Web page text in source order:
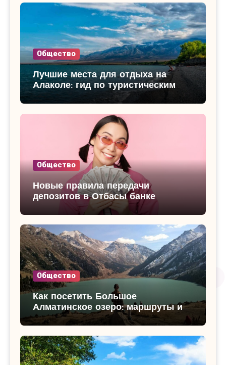
Общество
Лучшие места для отдыха на
Алаколе: гид по туристическим
Общество
Новые правила передачи
депозитов в Отбасы банке
Общество
Как посетить Большое
Алматинское озеро: маршруты и
достопримечательности